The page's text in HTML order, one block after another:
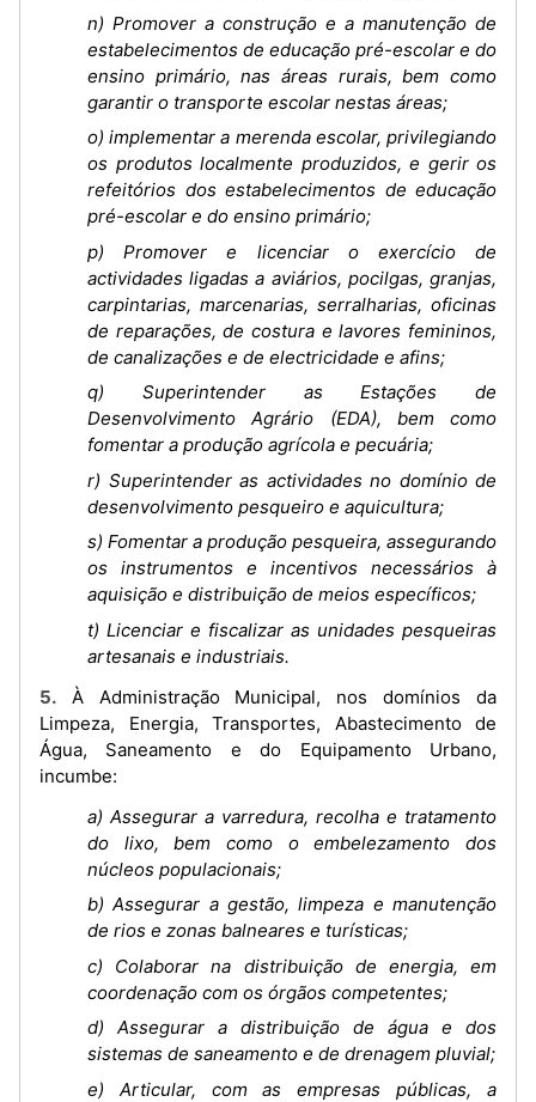
n) Promover a construção e a manutenção de
estabelecimentos de educação pré-escolar e do
ensino primário, nas áreas rurais, bem como
garantir o transporte escolar nestas áreas;
o) implementar a merenda escolar, privilegiando
os produtos localmente produzidos, e gerir os
refeitórios dos estabelecimentos de educação
pré-escolar e do ensino primário;
p) Promover e licenciar o exercício de
actividades ligadas a aviários, pocilgas, granjas,
carpintarias, marcenarias, serralharias, oficinas
de reparações, de costura e lavores femininos,
de canalizações e de electricidade e afins;
q) Superintender as Estações de
Desenvolvimento Agrário (EDA), bem como
fomentar a produção agrícola e pecuária;
r) Superintender as actividades no domínio de
desenvolvimento pesqueiro e aquicultura;
s) Fomentar a produção pesqueira, assegurando
os instrumentos e incentivos necessários à
aquisição e distribuição de meios específicos;
t) Licenciar e fiscalizar as unidades pesqueiras
artesanais e industriais.
5. À Administração Municipal, nos domínios da
Limpeza, Energia, Transportes, Abastecimento de
Água, Saneamento e do Equipamento Urbano,
incumbe:
a) Assegurar a varredura, recolha e tratamento
do lixo, bem como o embelezamento dos
núcleos populacionais;
b) Assegurar a gestão, limpeza e manutenção
de rios e zonas balneares e turísticas;
c) Colaborar na distribuição de energia, em
coordenação com os órgãos competentes;
d) Assegurar a distribuição de água e dos
sistemas de saneamento e de drenagem pluvial;
e) Articular, com as empresas públicas, a